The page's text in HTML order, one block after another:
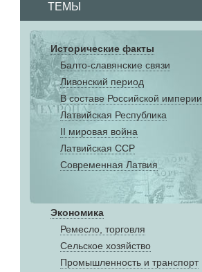
ТЕМЫ
Исторические факты
Балто-славянские связи
Ливонский период
В составе Российской империи
Латвийская Республика
II мировая война
Латвийская ССР
Современная Латвия
Экономика
Ремесло, торговля
Сельское хозяйство
Промышленность и транспорт